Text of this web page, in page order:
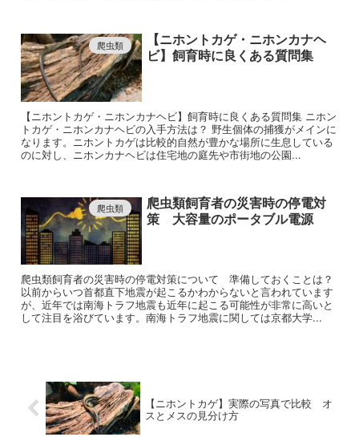
爬虫類
【ニホントカゲ・ニホンカナヘ
ビ】飼育時に良くある質問集
【ニホントカゲ・ニホンカナヘビ】飼育時に良くある質問集 ニホン
トカゲ・ニホンカナヘビの入手方法は？ 野生個体の捕獲がメインに
なります。ニホントカゲは比較的自然が豊かな場所に生息している
のに対し、ニホンカナヘビは住宅地の庭先や市街地の公園...
爬虫類
爬虫類飼育者の災害時の停電対
策 大容量のポータブル電源
爬虫類飼育者の災害時の停電対策について 準備しておくことは？
以前からいつ首都直下地震が起こるかわからないと言われています
が、近年では南海トラフ地震も近年に起こる可能性が非常に高いと
して注目を浴びています。南海トラフ地震に関しては京都大学...
【ニホントカゲ】実際の写真で比較 オ
スとメスの見分け方